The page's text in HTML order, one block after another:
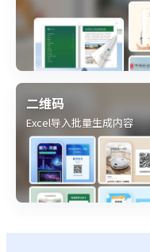
二维码
Excel导入批量生成内容